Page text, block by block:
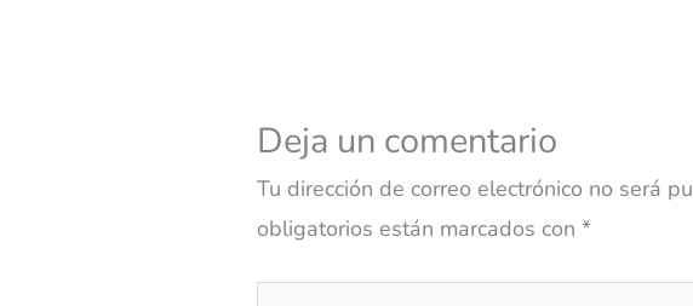
Deja un comentario
Tu dirección de correo electrónico no será
obligatorios están marcados con*